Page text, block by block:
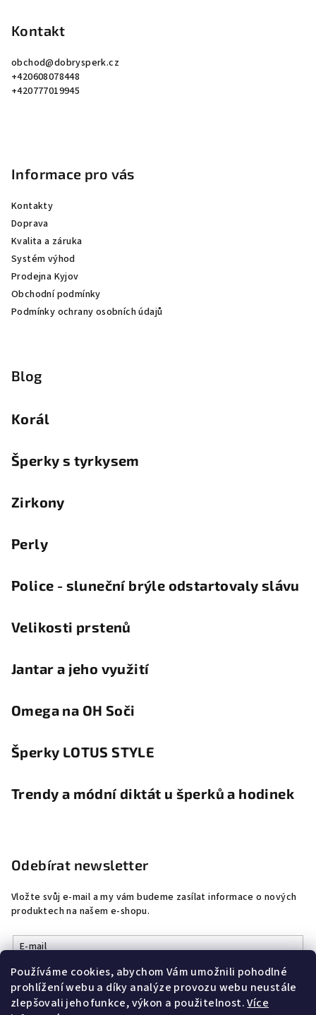
Používáme cookies, abychom Vám umožnili pohodlné
prohlížení webu a díky analýze provozu webu neustále
zlepšovali jeho funkce, výkon a použitelnost.Více
Kontakt
obchod@dobrysperk.cz
+420608078448
+420777019945
Informace pro vás
Kontakty
Doprava
Kvalita a záruka
Systém výhod
Prodejna Kyjov
Obchodní podmínky
Podmínky ochrany osobních údajů
Blog
Korál
Šperky s tyrkysem
Zirkony
Perly
Police - sluneční brýle odstartovaly slávu
Velikosti prstenů
Jantar a jeho využití
Omega na OH Soči
Šperky LOTUS STYLE
Trendy a módní diktát u šperků a hodinek
Odebírat newsletter
Vložte svůj e-mail a my vám budeme zasílat informace o nových
produktech na našem e-shopu.
E-mail
Vložením e-mailu souhlasíte spodmínkami ochrany osobních
údajů